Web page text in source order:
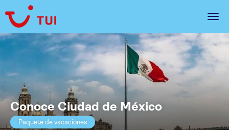
Conoce Ciudad de México
Paquete de vacaciones